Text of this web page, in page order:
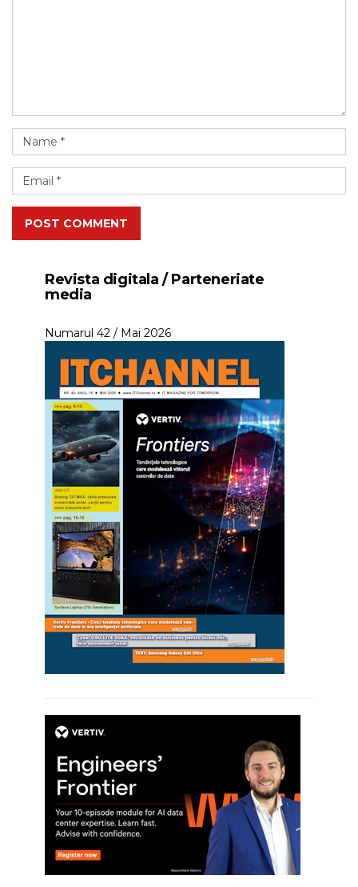
POST COMMENT
Revista digitala / Parteneriate
media
Numarul 42 / Mai 2026